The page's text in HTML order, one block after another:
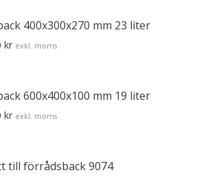
400x300x270 mm 23 liter
kr exkl. moms
600x400x100 mm 19 liter
kr exkl. moms
till förrådsback 9074